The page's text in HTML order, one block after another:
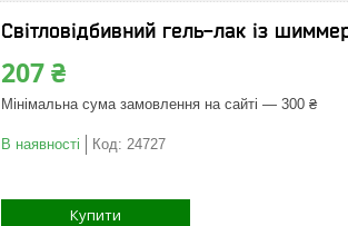
Світловідбивний гель-лак із
207 ₴
Мінімальна сума замовлення на сайті — 300 ₴
В наявності Код: 24727
Купити